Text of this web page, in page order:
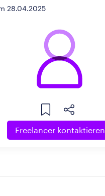
28.04.2025
Freelancer kontaktieren